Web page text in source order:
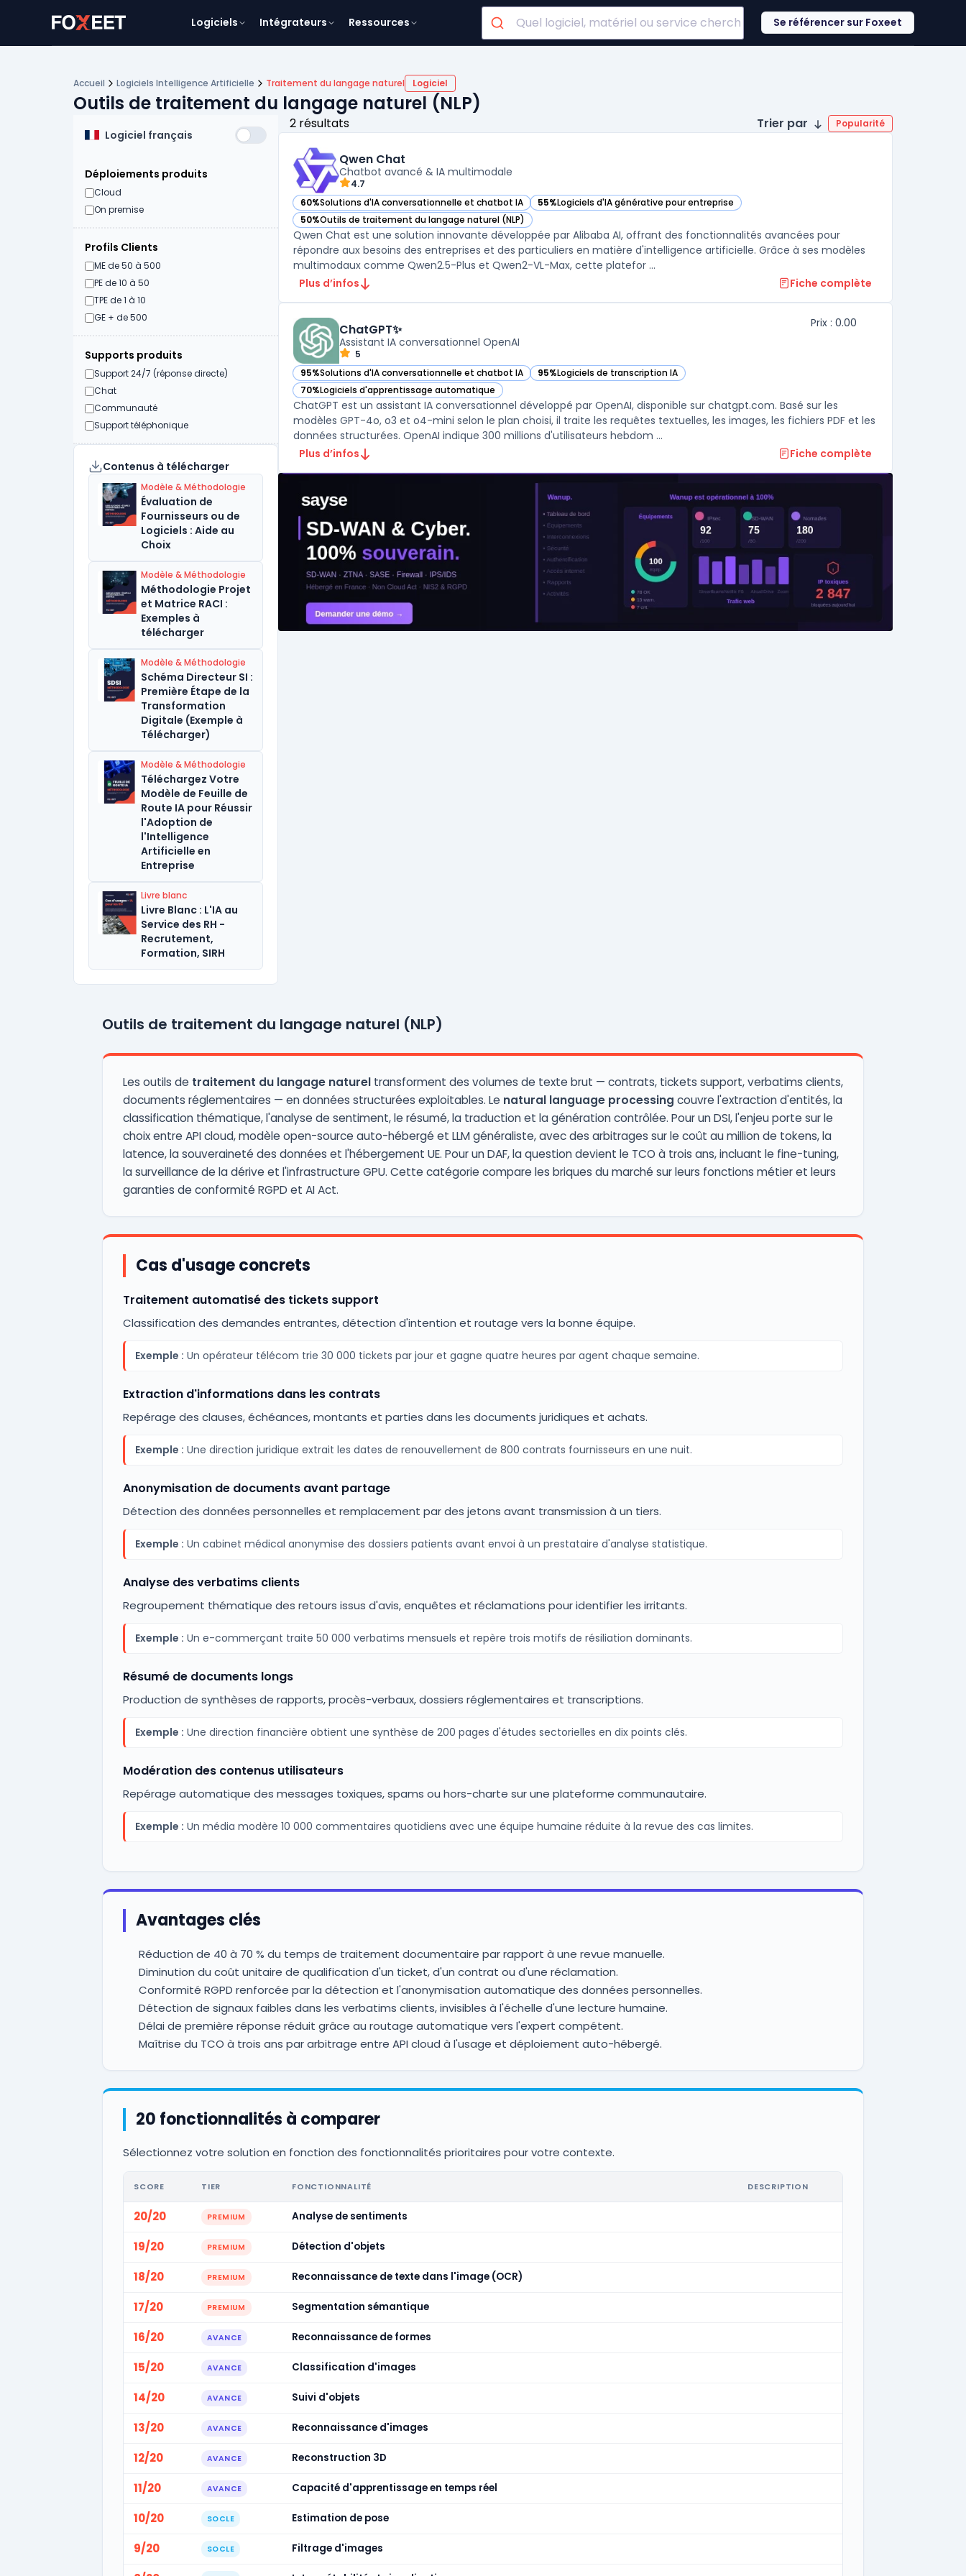
Logiciels Intégrateurs Ressources Se référencer sur Foxeet
Accueil Logiciels Intelligence Artificielle Traitement du langage naturel Logiciel
Outils de traitement du langage naturel (NLP)
Logiciel français
Déploiements produits
Cloud
On premise
Profils Clients
ME de 50 à 500
PE de 10 à 50
TPE de 1 à 10
GE + de 500
Supports produits
Support 24/7 (réponse directe)
Chat
Communauté
Support téléphonique
Contenus à télécharger
Modèle & Méthodologie
Évaluation de
Fournisseurs ou de
Logiciels : Aide au
Choix
Modèle & Méthodologie
Méthodologie Projet
et Matrice RACI :
Exemples à
télécharger
Modèle & Méthodologie
Schéma Directeur SI :
Première Étape de la
Transformation
Digitale (Exemple à
Télécharger)
Modèle & Méthodologie
Téléchargez Votre
Modèle de Feuille de
Route IA pour Réussir
l'Adoption de
l'Intelligence
Artificielle en
Entreprise
Livre blanc
Livre Blanc : L'IA au
Service des RH -
Recrutement,
Formation, SIRH
2 résultats Trier par Popularité
Qwen Chat
Chatbot avancé & IA multimodale
4.7
60%Solutions d'IA conversationnelle et chatbot IA
— voir Qwen Chat dans cette catégorie 55%Logiciels d'IA générative pour entreprise
— voir Qwen Chat dans cette catégorie
50%Outils de traitement du langage naturel (NLP)
— voir Qwen Chat dans cette catégorie
Qwen Chat est une solution innovante développée par Alibaba AI, offrant des fonctionnalités avancées pour
répondre aux besoins des entreprises et des particuliers en matière d'intelligence artificielle. Grâce à ses modèles
multimodaux comme Qwen2.5-Plus et Qwen2-VL-Max, cette platefor ...
Plus d’infos
Fiche complète
ChatGPT✨
Assistant IA conversationnel OpenAI
5
Prix : 0.00
95%Solutions d'IA conversationnelle et chatbot IA
— voir ChatGPT✨ dans cette catégorie 95%Logiciels de transcription IA
— voir ChatGPT✨ dans cette catégorie
70%Logiciels d'apprentissage automatique
— voir ChatGPT✨ dans cette catégorie
ChatGPT est un assistant IA conversationnel développé par OpenAI, disponible sur chatgpt.com. Basé sur les
modèles GPT-4o, o3 et o4-mini selon le plan choisi, il traite les requêtes textuelles, les images, les fichiers PDF et les
données structurées. OpenAI indique 300 millions d'utilisateurs hebdom ...
Plus d’infos
Fiche complète
Outils de traitement du langage naturel (NLP)
Les outils de traitement du langage naturel transforment des volumes de texte brut — contrats, tickets support, verbatims clients,
documents réglementaires — en données structurées exploitables. Le natural language processing couvre l'extraction d'entités, la
classification thématique, l'analyse de sentiment, le résumé, la traduction et la génération contrôlée. Pour un DSI, l'enjeu porte sur le
choix entre API cloud, modèle open-source auto-hébergé et LLM généraliste, avec des arbitrages sur le coût au million de tokens, la
latence, la souveraineté des données et l'hébergement UE. Pour un DAF, la question devient le TCO à trois ans, incluant le fine-tuning,
la surveillance de la dérive et l'infrastructure GPU. Cette catégorie compare les briques du marché sur leurs fonctions métier et leurs
garanties de conformité RGPD et AI Act.
Cas d'usage concrets
Traitement automatisé des tickets support
Classification des demandes entrantes, détection d'intention et routage vers la bonne équipe.
Exemple : Un opérateur télécom trie 30 000 tickets par jour et gagne quatre heures par agent chaque semaine.
Extraction d'informations dans les contrats
Repérage des clauses, échéances, montants et parties dans les documents juridiques et achats.
Exemple : Une direction juridique extrait les dates de renouvellement de 800 contrats fournisseurs en une nuit.
Anonymisation de documents avant partage
Détection des données personnelles et remplacement par des jetons avant transmission à un tiers.
Exemple : Un cabinet médical anonymise des dossiers patients avant envoi à un prestataire d'analyse statistique.
Analyse des verbatims clients
Regroupement thématique des retours issus d'avis, enquêtes et réclamations pour identifier les irritants.
Exemple : Un e-commerçant traite 50 000 verbatims mensuels et repère trois motifs de résiliation dominants.
Résumé de documents longs
Production de synthèses de rapports, procès-verbaux, dossiers réglementaires et transcriptions.
Exemple : Une direction financière obtient une synthèse de 200 pages d'études sectorielles en dix points clés.
Modération des contenus utilisateurs
Repérage automatique des messages toxiques, spams ou hors-charte sur une plateforme communautaire.
Exemple : Un média modère 10 000 commentaires quotidiens avec une équipe humaine réduite à la revue des cas limites.
Avantages clés
Réduction de 40 à 70 % du temps de traitement documentaire par rapport à une revue manuelle.
Diminution du coût unitaire de qualification d'un ticket, d'un contrat ou d'une réclamation.
Conformité RGPD renforcée par la détection et l'anonymisation automatique des données personnelles.
Détection de signaux faibles dans les verbatims clients, invisibles à l'échelle d'une lecture humaine.
Délai de première réponse réduit grâce au routage automatique vers l'expert compétent.
Maîtrise du TCO à trois ans par arbitrage entre API cloud à l'usage et déploiement auto-hébergé.
20 fonctionnalités à comparer
Sélectionnez votre solution en fonction des fonctionnalités prioritaires pour votre contexte.
SCORE TIER FONCTIONNALITÉ DESCRIPTION
20/20 PREMIUM Analyse de sentiments
19/20 PREMIUM Détection d'objets
18/20 PREMIUM Reconnaissance de texte dans l'image (OCR)
17/20 PREMIUM Segmentation sémantique
16/20 AVANCE Reconnaissance de formes
15/20 AVANCE Classification d'images
14/20 AVANCE Suivi d'objets
13/20 AVANCE Reconnaissance d'images
12/20 AVANCE Reconstruction 3D
11/20 AVANCE Capacité d'apprentissage en temps réel
10/20 SOCLE Estimation de pose
9/20 SOCLE Filtrage d'images